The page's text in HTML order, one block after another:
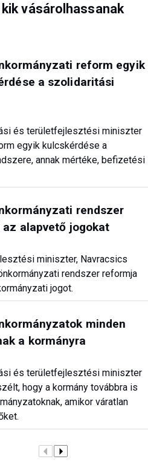
vásárolhassanak
reform egyik
a szolidaritási
és területfejlesztési miniszter
egyik kulcskérdése a
annak mértéke, befizetési
rendszer
alapvető jogokat
miniszter, Navracsics
rendszer reformja
jogot.
minden
a kormányra
és területfejlesztési miniszter
hogy a kormány továbbra is
amikor váratlan